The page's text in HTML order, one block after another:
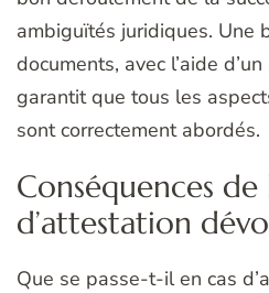
ambiguïtés juridiques. Une
documents, avec l’aide
garantit que tous les
sont correctement abordés.
Conséquences de
d’attestation
Que se passe-t-il en cas